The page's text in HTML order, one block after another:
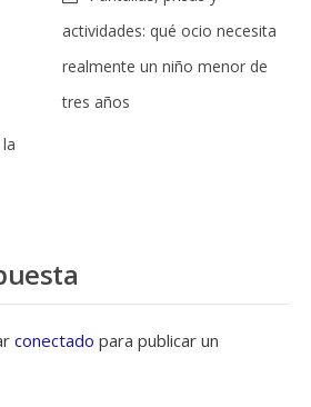
actividades: qué ocio necesita
realmente un niño menor de
tres años
conectado para publicar un